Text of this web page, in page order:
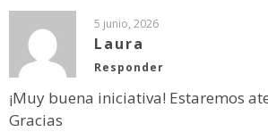
5 junio, 2026
Laura
Responder
¡Muy buena iniciativa! Estaremos
Gracias